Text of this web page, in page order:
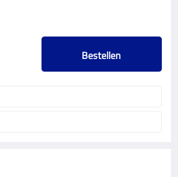
Bestellen